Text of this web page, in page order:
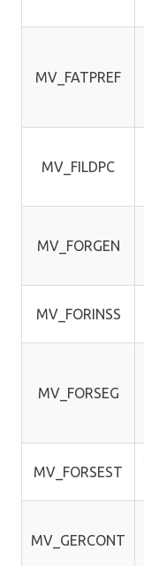
MV_FATPREF
MV_FILDPC
MV_FORGEN
MV_FORINSS
MV_FORSEG
MV_FORSEST
MV_GERCONT